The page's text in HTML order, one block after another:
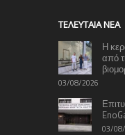
TΕΛΕΥΤΑΊΑ ΝΈΑ
Η
από
03/08/2026
03/